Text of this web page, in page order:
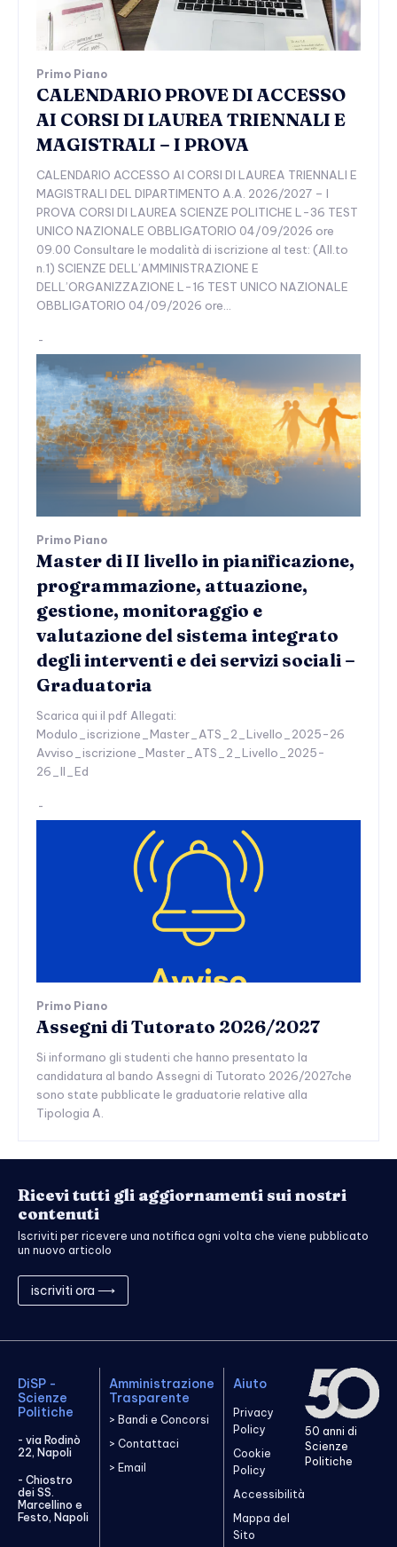
Primo Piano
CALENDARIO PROVE DI ACCESSO
AI CORSI DI LAUREA TRIENNALI E
MAGISTRALI – I PROVA
CALENDARIO ACCESSO AI CORSI DI LAUREA TRIENNALI E
MAGISTRALI DEL DIPARTIMENTO A.A. 2026/2027 – I
PROVA CORSI DI LAUREA SCIENZE POLITICHE L-36 TEST
UNICO NAZIONALE OBBLIGATORIO 04/09/2026 ore
09.00 Consultare le modalità di iscrizione al test: (All.to
n.1) SCIENZE DELL’AMMINISTRAZIONE E
DELL’ORGANIZZAZIONE L-16 TEST UNICO NAZIONALE
OBBLIGATORIO 04/09/2026 ore...
-
Primo Piano
Master di II livello in pianificazione,
programmazione, attuazione,
gestione, monitoraggio e
valutazione del sistema integrato
degli interventi e dei servizi sociali –
Graduatoria
Scarica qui il pdf Allegati:
Modulo_iscrizione_Master_ATS_2_Livello_2025-26
Avviso_iscrizione_Master_ATS_2_Livello_2025-
26_II_Ed
-
Primo Piano
Assegni di Tutorato 2026/2027
Si informano gli studenti che hanno presentato la
candidatura al bando Assegni di Tutorato 2026/2027che
sono state pubblicate le graduatorie relative alla
Tipologia A.
Ricevi tutti gli aggiornamenti sui nostri
contenuti
Iscriviti per ricevere una notifica ogni volta che viene pubblicato
un nuovo articolo
iscriviti ora ⟶
DiSP -
Scienze
Politiche
- via Rodinò
22, Napoli
- Chiostro
dei SS.
Marcellino e
Festo, Napoli
Amministrazione
Trasparente
> Bandi e Concorsi
> Contattaci
> Email
Aiuto
Privacy
Policy
Cookie
Policy
Accessibilità
Mappa del
Sito
50 anni di
Scienze
Politiche